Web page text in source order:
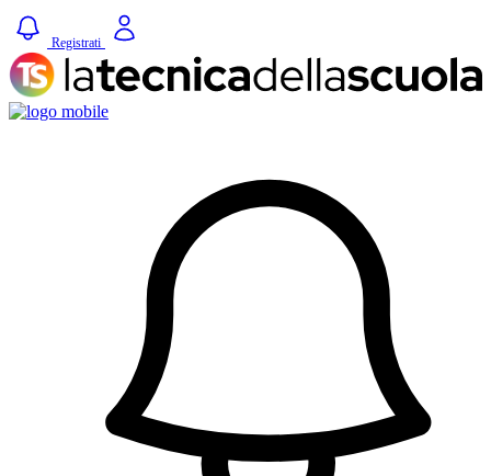
Registrati